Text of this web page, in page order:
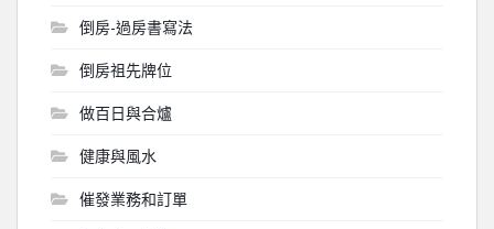
倒房-過房書寫法
倒房祖先牌位
做百日與合爐
健康與風水
催發業務和訂單